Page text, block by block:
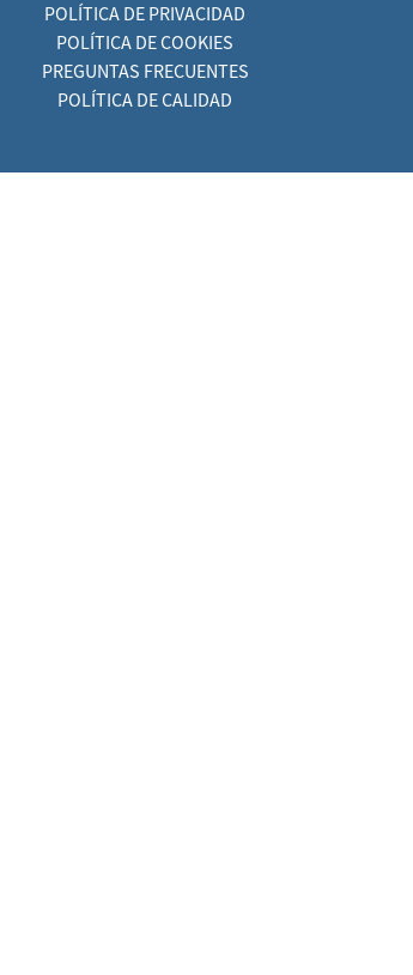
POLÍTICA DE PRIVACIDAD
POLÍTICA DE COOKIES
PREGUNTAS FRECUENTES
POLÍTICA DE CALIDAD